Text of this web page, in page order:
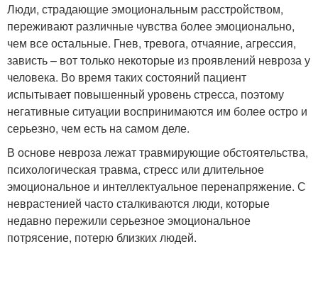
Люди, страдающие эмоциональным расстройством,
переживают различные чувства более эмоционально,
чем все остальные. Гнев, тревога, отчаяние, агрессия,
зависть – вот только некоторые из проявлений невроза у
человека. Во время таких состояний пациент
испытывает повышенный уровень стресса, поэтому
негативные ситуации воспринимаются им более остро и
серьезно, чем есть на самом деле.
В основе невроза лежат травмирующие обстоятельства,
психологическая травма, стресс или длительное
эмоциональное и интеллектуальное перенапряжение. С
неврастенией часто сталкиваются люди, которые
недавно пережили серьезное эмоциональное
потрясение, потерю близких людей.